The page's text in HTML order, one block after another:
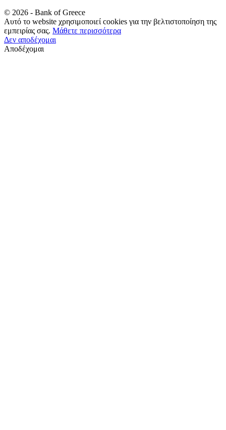
© 2026 - Bank of Greece
Αυτό το website χρησιμοποιεί cookies για την βελτιστοποίηση της
εμπειρίας σας. Μάθετε περισσότερα
Δεν αποδέχομαι
Αποδέχομαι